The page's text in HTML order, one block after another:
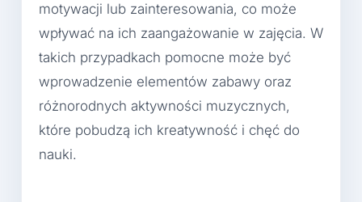
motywacji lub zainteresowania, co może
wpływać na ich zaangażowanie w zajęcia. W
takich przypadkach pomocne może być
wprowadzenie elementów zabawy oraz
różnorodnych aktywności muzycznych,
które pobudzą ich kreatywność i chęć do
nauki.